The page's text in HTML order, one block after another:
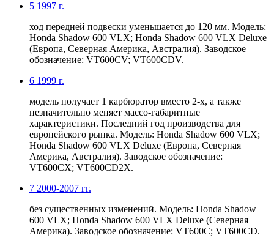
5 1997 г.
ход передней подвески уменьшается до 120 мм. Модель:
Honda Shadow 600 VLX; Honda Shadow 600 VLX Deluxe
(Европа, Северная Америка, Австралия). Заводское
обозначение: VT600CV; VT600CDV.
6 1999 г.
модель получает 1 карбюратор вместо 2-х, а также
незначительно меняет массо-габаритные
характеристики. Последний год производства для
европейского рынка. Модель: Honda Shadow 600 VLX;
Honda Shadow 600 VLX Deluxe (Европа, Северная
Америка, Австралия). Заводское обозначение:
VT600CX; VT600CD2X.
7 2000-2007 гг.
без существенных изменений. Модель: Honda Shadow
600 VLX; Honda Shadow 600 VLX Deluxe (Северная
Америка). Заводское обозначение: VT600C; VT600CD.